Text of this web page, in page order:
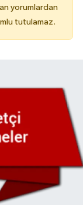
yorumlardan
tutulamaz.